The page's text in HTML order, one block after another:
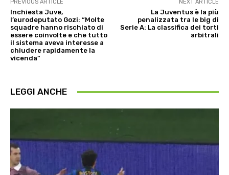
PREVIOUS ARTICLE
Inchiesta Juve,
l’eurodeputato Gozi: “Molte
squadre hanno rischiato di
essere coinvolte e che tutto
il sistema aveva interesse a
chiudere rapidamente la
vicenda”
NEXT ARTICLE
La Juventus è la più
penalizzata tra le big di
Serie A: La classifica dei torti
arbitrali
LEGGI ANCHE